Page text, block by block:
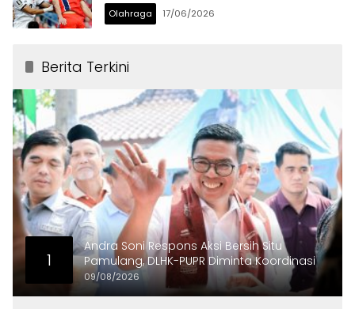
Olahraga 17/06/2026
Berita Terkini
1
Andra Soni Respons Aksi Bersih Situ
Pamulang, DLHK-PUPR Diminta Koordinasi
09/08/2026